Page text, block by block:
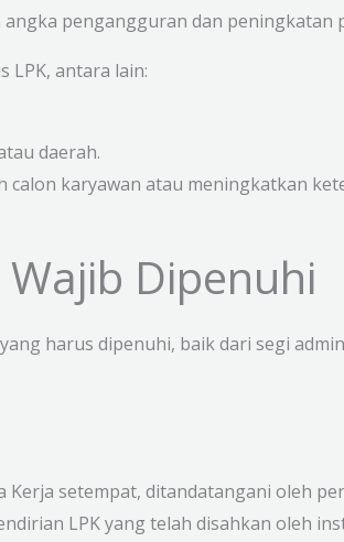
pengangguran dan peningkatan
LPK, antara lain:
daerah.
karyawan atau meningkatkan
Dipenuhi
harus dipenuhi, baik dari segi
Kerja setempat, ditandatangani oleh
LPK yang telah disahkan oleh